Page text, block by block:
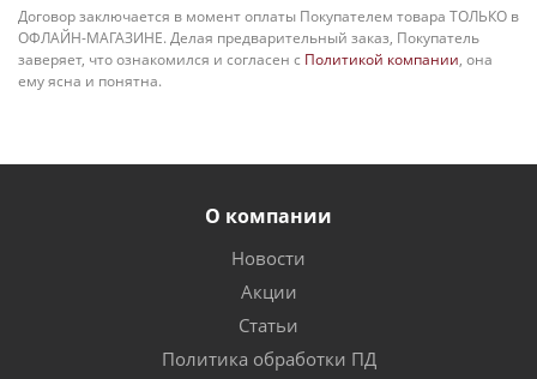
Договор заключается в момент оплаты Покупателем товара ТОЛЬКО в
ОФЛАЙН-МАГАЗИНЕ. Делая предварительный заказ, Покупатель
заверяет, что ознакомился и согласен с Политикой компании, она
ему ясна и понятна.
О компании
Новости
Акции
Статьи
Политика обработки ПД